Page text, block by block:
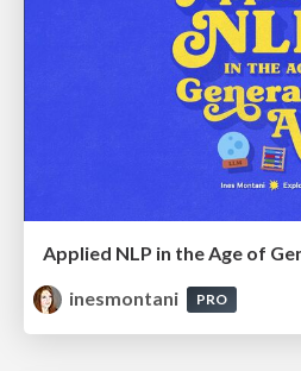
Applied NLP in the Age of
inesmontani
PRO